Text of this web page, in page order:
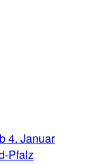
4. Januar
Pfalz